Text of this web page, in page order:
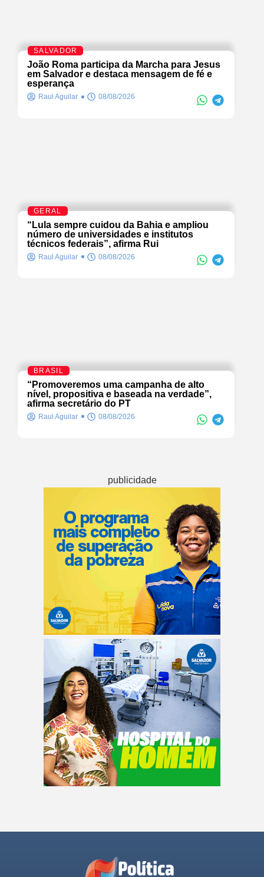
SALVADOR
João Roma participa da Marcha para Jesus
em Salvador e destaca mensagem de fé e
esperança
Raul Aguilar 08/08/2026
GERAL
“Lula sempre cuidou da Bahia e ampliou
número de universidades e institutos
técnicos federais”, afirma Rui
Raul Aguilar 08/08/2026
BRASIL
“Promoveremos uma campanha de alto
nível, propositiva e baseada na verdade”,
afirma secretário do PT
Raul Aguilar 08/08/2026
publicidade